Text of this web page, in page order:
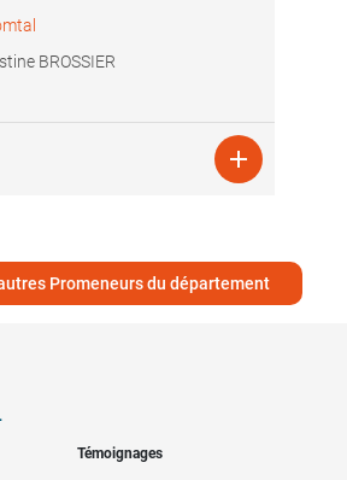
BROSSIER

Promeneurs du département
Témoignages